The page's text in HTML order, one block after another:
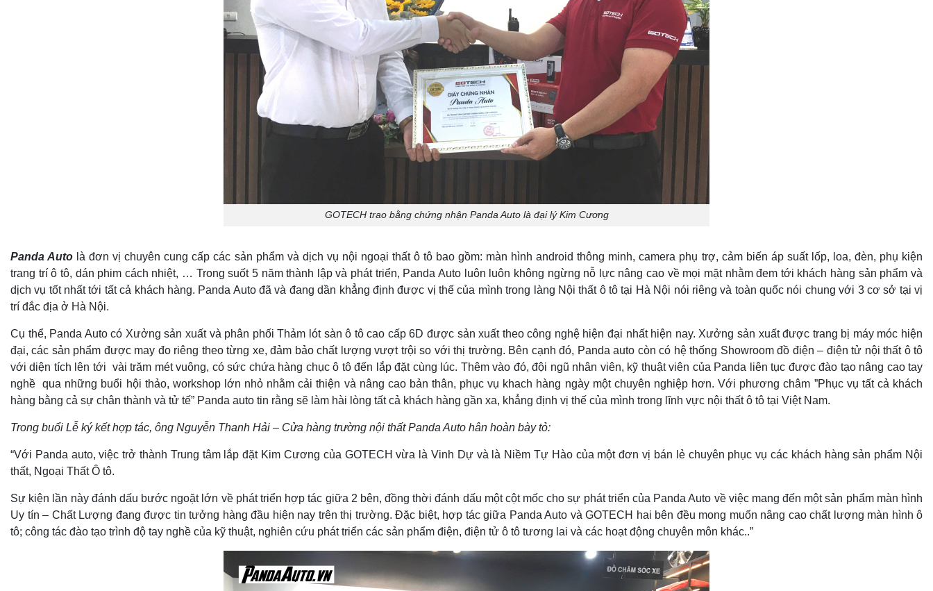
GOTECH trao bằng chứng nhận Panda Auto là đại lý Kim Cương
Panda Auto là đơn vị chuyên cung cấp các sản phẩm và dịch vụ nội ngoại thất ô tô bao gồm: màn hình android thông minh, camera phụ trợ, cảm biến áp suất lốp, loa, đèn, phụ kiện
trang trí ô tô, dán phim cách nhiệt, … Trong suốt 5 năm thành lập và phát triển, Panda Auto luôn luôn không ngừng nỗ lực nâng cao về mọi mặt nhằm đem tới khách hàng sản phẩm và
dịch vụ tốt nhất tới tất cả khách hàng. Panda Auto đã và đang dần khẳng định được vị thế của mình trong làng Nội thất ô tô tại Hà Nội nói riêng và toàn quốc nói chung với 3 cơ sở tại vị
trí đắc địa ở Hà Nội.
Cụ thể, Panda Auto có Xưởng sản xuất và phân phối Thảm lót sàn ô tô cao cấp 6D được sản xuất theo công nghệ hiện đại nhất hiện nay. Xưởng sản xuất được trang bị máy móc hiện
đại, các sản phẩm được may đo riêng theo từng xe, đảm bảo chất lượng vượt trội so với thị trường. Bên cạnh đó, Panda auto còn có hệ thống Showroom đồ điện – điện tử nội thất ô tô
với diện tích lên tới vài trăm mét vuông, có sức chứa hàng chục ô tô đến lắp đặt cùng lúc. Thêm vào đó, đội ngũ nhân viên, kỹ thuật viên của Panda liên tục được đào tạo nâng cao tay
nghề qua những buổi hội thảo, workshop lớn nhỏ nhằm cải thiện và nâng cao bản thân, phục vụ khach hàng ngày một chuyên nghiệp hơn. Với phương châm ”Phục vụ tất cả khách
hàng bằng cả sự chân thành và tử tế” Panda auto tin rằng sẽ làm hài lòng tất cả khách hàng gần xa, khẳng định vị thế của mình trong lĩnh vực nội thất ô tô tại Việt Nam.
Trong buổi Lễ ký kết hợp tác, ông Nguyễn Thanh Hải – Cửa hàng trường nội thất Panda Auto hân hoàn bày tỏ:
“Với Panda auto, việc trở thành Trung tâm lắp đặt Kim Cương của GOTECH vừa là Vinh Dự và là Niềm Tự Hào của một đơn vị bán lẻ chuyên phục vụ các khách hàng sản phẩm Nội
thất, Ngoại Thất Ô tô.
Sự kiện lần này đánh dấu bước ngoặt lớn về phát triển hợp tác giữa 2 bên, đồng thời đánh dấu một cột mốc cho sự phát triển của Panda Auto về việc mang đến một sản phẩm màn hình
Uy tín – Chất Lượng đang được tin tưởng hàng đầu hiện nay trên thị trường. Đặc biệt, hợp tác giữa Panda Auto và GOTECH hai bên đều mong muốn nâng cao chất lượng màn hình ô
tô; công tác đào tạo trình độ tay nghề của kỹ thuật, nghiên cứu phát triển các sản phẩm điện, điện tử ô tô tương lai và các hoạt động chuyên môn khác..”